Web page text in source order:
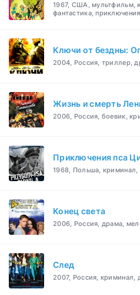
1967, США, мультфильм,
фантастика, приключения
Ключи от бездны:
2004, Россия, триллер,
Жизнь и смерть
2006, Россия, боевик,
Приключения пса
1968, Польша, криминал,
Конец света
2006, Россия, драма,
След
2007, Россия, криминал,